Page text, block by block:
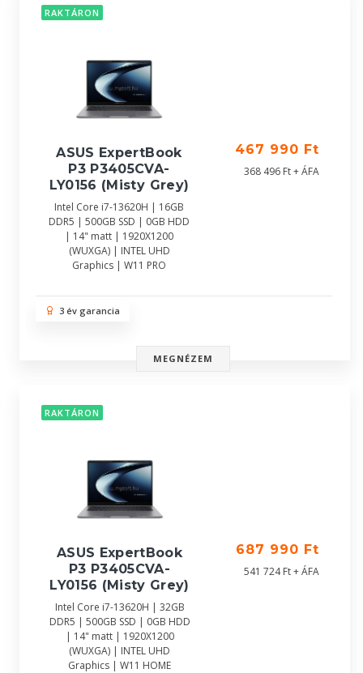
RAKTÁRON
ASUS ExpertBook
P3 P3405CVA-
LY0156 (Misty Grey)
Intel Core i7-13620H | 16GB
DDR5 | 500GB SSD | 0GB HDD
| 14" matt | 1920X1200
(WUXGA) | INTEL UHD
Graphics | W11 PRO
467 990 Ft
368 496 Ft + ÁFA
3 év garancia
MEGNÉZEM
RAKTÁRON
ASUS ExpertBook
P3 P3405CVA-
LY0156 (Misty Grey)
Intel Core i7-13620H | 32GB
DDR5 | 500GB SSD | 0GB HDD
| 14" matt | 1920X1200
(WUXGA) | INTEL UHD
Graphics | W11 HOME
687 990 Ft
541 724 Ft + ÁFA